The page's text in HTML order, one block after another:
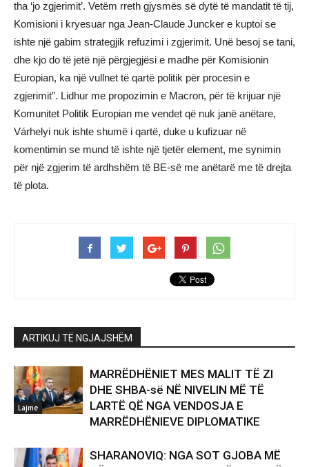
tha ‘jo zgjerimit’. Vetëm rreth gjysmës së dytë të mandatit të tij,
Komisioni i kryesuar nga Jean-Claude Juncker e kuptoi se
ishte një gabim strategjik refuzimi i zgjerimit. Unë besoj se tani,
dhe kjo do të jetë një përgjegjësi e madhe për Komisionin
Europian, ka një vullnet të qartë politik për procesin e
zgjerimit”. Lidhur me propozimin e Macron, për të krijuar një
Komunitet Politik Europian me vendet që nuk janë anëtare,
Várhelyi nuk ishte shumë i qartë, duke u kufizuar në
komentimin se mund të ishte një tjetër element, me synimin
për një zgjerim të ardhshëm të BE-së me anëtarë me të drejta
të plota.
ARTIKUJ TË NGJAJSHËM
Lajme
MARRËDHËNIET MES MALIT TË ZI
DHE SHBA-së NË NIVELIN MË TË
LARTË QË NGA VENDOSJA E
MARRËDHËNIEVE DIPLOMATIKE
SHARANOVIQ: NGA SOT GJOBA MË